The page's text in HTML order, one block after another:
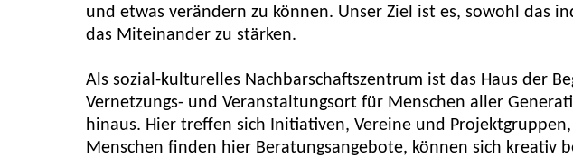
und etwas verändern zu können. Unser Ziel ist es, sowohl das
das Miteinander zu stärken.
Als sozial-kulturelles Nachbarschaftszentrum ist das Haus der
Vernetzungs- und Veranstaltungsort für Menschen aller
hinaus. Hier treffen sich Initiativen, Vereine und
Menschen finden hier Beratungsangebote, können sich kreativ